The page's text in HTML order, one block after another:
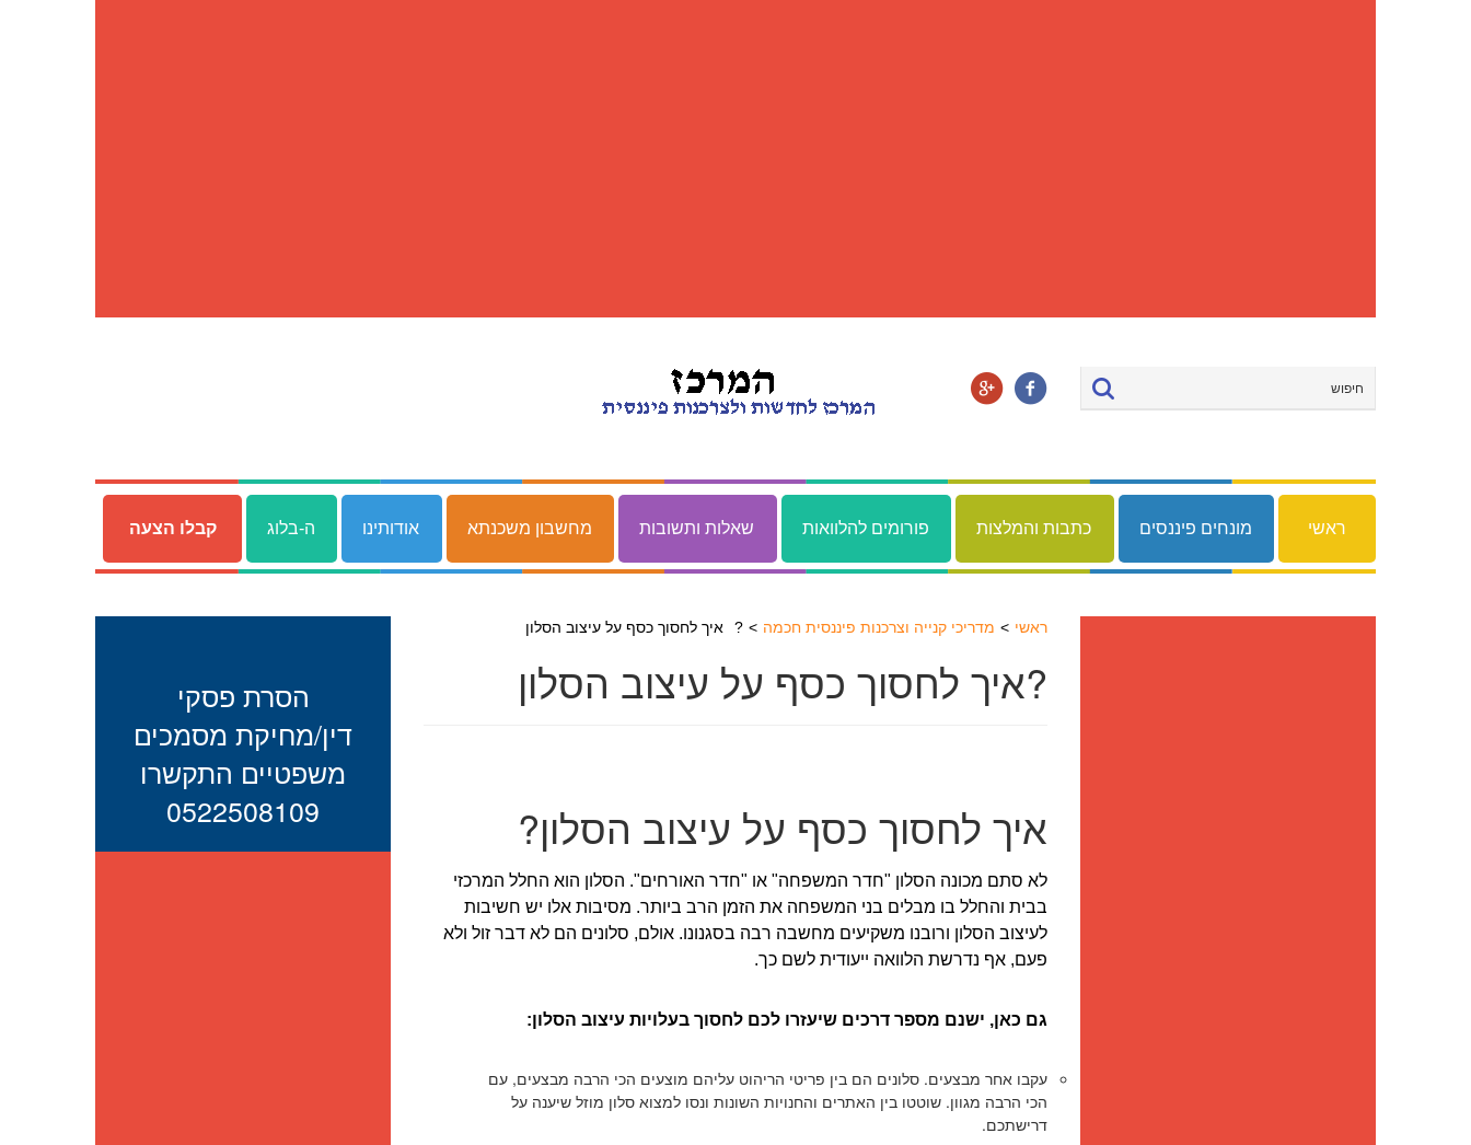
ראשי מונחים פיננסים כתבות והמלצות פורומים להלוואות שאלות ותשובות מחשבון משכנתא אודותינו ה-בלוג קבלו הצעה
ראשי מדריכי קנייה וצרכנות פיננסית חכמה איך לחסוך כסף על עיצוב הסלון?
איך לחסוך כסף על עיצוב הסלון?
איך לחסוך כסף על עיצוב הסלון?
לא סתם מכונה הסלון "חדר המשפחה" או "חדר האורחים". הסלון הוא החלל המרכזי
בבית והחלל בו מבלים בני המשפחה את הזמן הרב ביותר. מסיבות אלו יש חשיבות
לעיצוב הסלון ורובנו משקיעים מחשבה רבה בסגנונו. אולם, סלונים הם לא דבר זול ולא
פעם, אף נדרשת הלוואה ייעודית לשם כך.
גם כאן, ישנם מספר דרכים שיעזרו לכם לחסוך בעלויות עיצוב הסלון:
עקבו אחר מבצעים. סלונים הם בין פריטי הריהוט עליהם מוצעים הכי הרבה מבצעים, עם
הכי הרבה מגוון. שוטטו בין האתרים והחנויות השונות ונסו למצוא סלון מוזל שיענה על
דרישתכם.
הסרת פסקי
דין/מחיקת מסמכים
משפטיים התקשרו
0522508109